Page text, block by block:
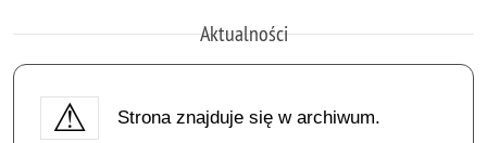
Aktualności
Strona znajduje się w archiwum.